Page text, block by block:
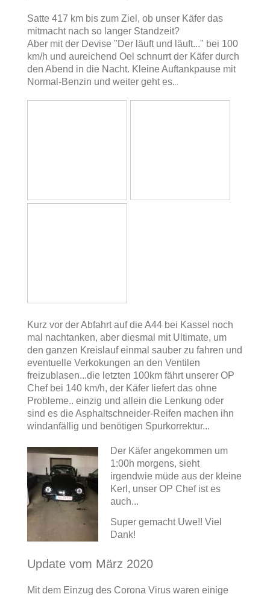
Satte 417 km bis zum Ziel, ob unser Käfer das
mitmacht nach so langer Standzeit?
Aber mit der Devise "Der läuft und läuft..." bei 100
km/h und aureichend Oel schnurrt der Käfer durch
den Abend in die Nacht. Kleine Auftankpause mit
Normal-Benzin und weiter geht es...
Kurz vor der Abfahrt auf die A44 bei Kassel noch
mal nachtanken, aber diesmal mit Ultimate, um
den ganzen Kreislauf einmal sauber zu fahren und
eventuelle Verkokungen an den Ventilen
freizublasen...die letzten 100km fährt unserer OP
Chef bei 140 km/h, der Käfer liefert das ohne
Probleme.. einzig und allein die Lenkung oder
sind es die Asphaltschneider-Reifen machen ihn
windanfällig und benötigen Spurkorrektur...
Der Käfer angekommen um
1:00h morgens, sieht
irgendwie müde aus der kleine
Kerl, unser OP Chef ist es
auch...
Super gemacht Uwe!! Viel
Dank!
Update vom März 2020
Mit dem Einzug des Corona Virus waren einige